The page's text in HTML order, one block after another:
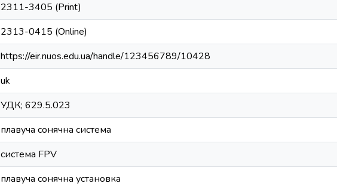
2311-3405 (Print)
2313-0415 (Online)
https://eir.nuos.edu.ua/handle/123456789/10428
uk
УДК; 629.5.023
плавуча сонячна система
система FPV
плавуча сонячна установка